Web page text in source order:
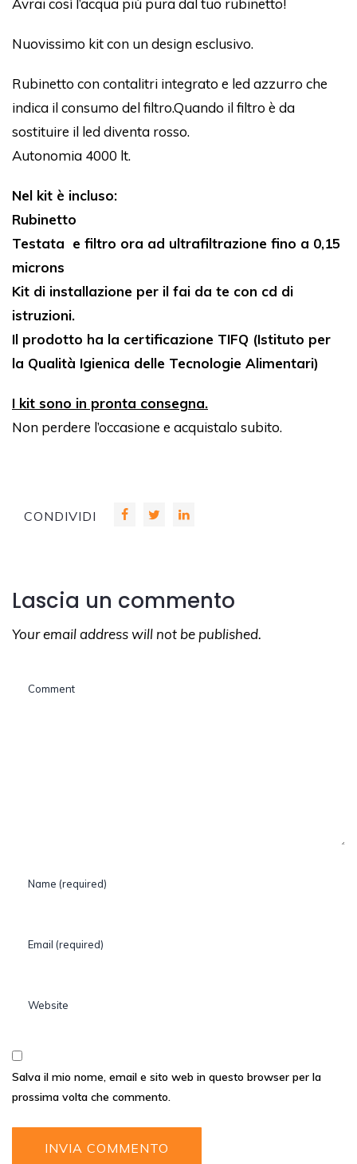
Avrai così l’acqua più pura dal tuo rubinetto!
Nuovissimo kit con un design esclusivo.
Rubinetto con contalitri integrato e led azzurro che
indica il consumo del filtro.Quando il filtro è da
sostituire il led diventa rosso.
Autonomia 4000 lt.
Nel kit è incluso:
Rubinetto
Testata e filtro ora ad ultrafiltrazione fino a 0,15
microns
Kit di installazione per il fai da te con cd di
istruzioni.
Il prodotto ha la certificazione TIFQ (Istituto per
la Qualità Igienica delle Tecnologie Alimentari)
I kit sono in pronta consegna.
Non perdere l’occasione e acquistalo subito.
CONDIVIDI
Lascia un commento
Your email address will not be published.
Salva il mio nome, email e sito web in questo browser per la
prossima volta che commento.